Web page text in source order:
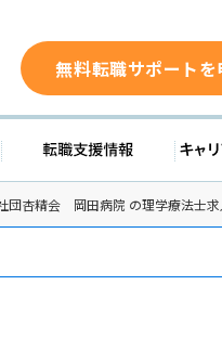
941-651 無料転職サポート
転職成功事例 転職支
団杏精会 岡田病院 の理学療法士